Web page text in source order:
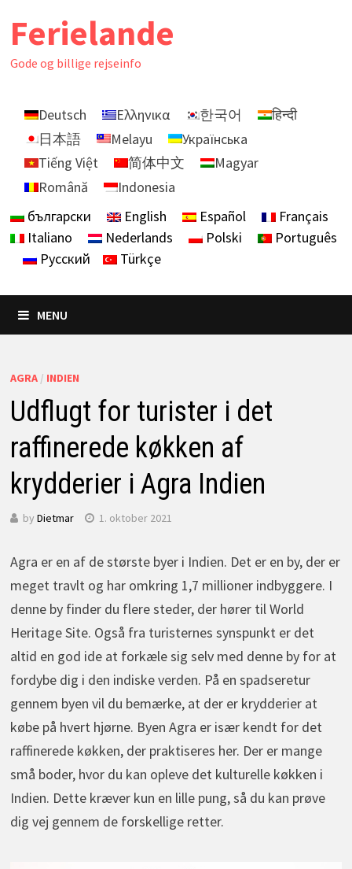
Ferielande
Gode ​​og billige rejseinfo
Deutsch Ελληνικα 한국어
हिन्दी
日本語
Melayu
Українська
Tiếng Việt
简体中文
Magyar
Română
Indonesia
български
English Español
Français
Italiano
Nederlands Polski
Português
Русский
Türkçe
MENU
AGRA/ INDIEN
Udflugt for turister i det
raffinerede køkken af
krydderier i Agra Indien
by Dietmar 1. oktober 2021
Agra er en af de største byer i Indien. Det er en by, der er
meget travlt og har omkring 1,7 millioner indbyggere. I
denne by finder du flere steder, der hører til World
Heritage Site. Også fra turisternes synspunkt er det
altid en god ide at forkæle sig selv med denne by for at
fordybe dig i den indiske verden. På en spadseretur
gennem byen vil du bemærke, at der er krydderier at
købe på hvert hjørne. Byen Agra er især kendt for det
raffinerede køkken, der praktiseres her. Der er mange
små boder, hvor du kan opleve det kulturelle køkken i
Indien. Dette kræver kun en lille pung, så du kan prøve
dig vej gennem de forskellige retter.